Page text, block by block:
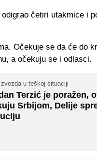
četiri utakmice i
Očekuje se da će do
a očekuju se i odlasci.
zvezda u teškoj situaciji
Terzić je poražen,
Srbijom, Delije